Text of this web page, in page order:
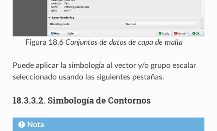
Figura 18.6 Conjuntos de datos de capa de malla
Puede aplicar la simbología al vector y/o grupo escalar
seleccionado usando las siguientes pestañas.
18.3.3.2. Simbología de Contornos
Nota